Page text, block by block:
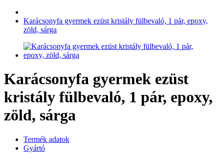
Karácsonyfa gyermek ezüst kristály fülbevaló, 1 pár, epoxy,
zöld, sárga
Karácsonyfa gyermek ezüst
kristály fülbevaló, 1 pár, epoxy,
zöld, sárga
Termék adatok
Gyártó